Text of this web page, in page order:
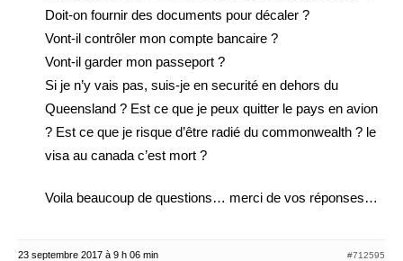
Doit-on fournir des documents pour décaler ?
Vont-il contrôler mon compte bancaire ?
Vont-il garder mon passeport ?
Si je n’y vais pas, suis-je en securité en dehors du
Queensland ? Est ce que je peux quitter le pays en avion
? Est ce que je risque d’être radié du commonwealth ? le
visa au canada c’est mort ?
Voila beaucoup de questions… merci de vos réponses…
23 septembre 2017 à 9 h 06 min #712595